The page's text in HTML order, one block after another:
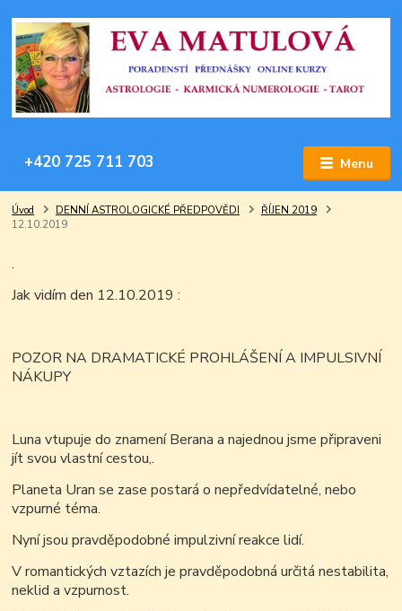
Menu
+420 725 711 703
Úvod DENNÍ ASTROLOGICKÉ PŘEDPOVĚDI
ŘÍJEN 2019
12.10.2019
.
Jak vidím den 12.10.2019 :
POZOR NA DRAMATICKÉ PROHLÁŠENÍ A IMPULSIVNÍ
NÁKUPY
Luna vtupuje do znamení Berana a najednou jsme připraveni
jít svou vlastní cestou,.
Planeta Uran se zase postará o nepředvídatelné, nebo
vzpurné téma.
Nyní jsou pravděpodobné impulzivní reakce lidí.
V romantických vztazích je pravděpodobná určitá nestabilita,
neklid a vzpurnost.